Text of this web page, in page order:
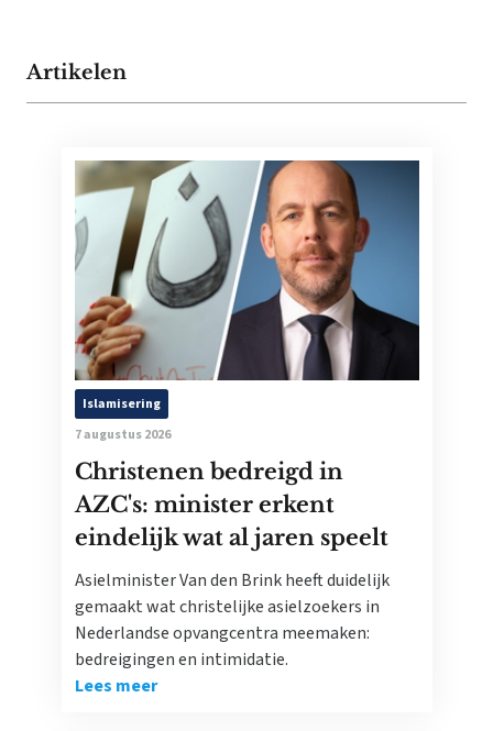
Artikelen
Islamisering
7 augustus 2026
Christenen bedreigd in
AZC's: minister erkent
eindelijk wat al jaren speelt
Asielminister Van den Brink heeft duidelijk
gemaakt wat christelijke asielzoekers in
Nederlandse opvangcentra meemaken:
bedreigingen en intimidatie.
Lees meer